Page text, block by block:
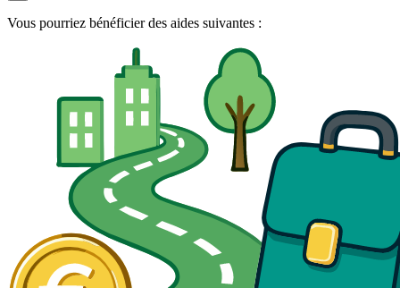
Vous pourriez bénéficier des aides suivantes :